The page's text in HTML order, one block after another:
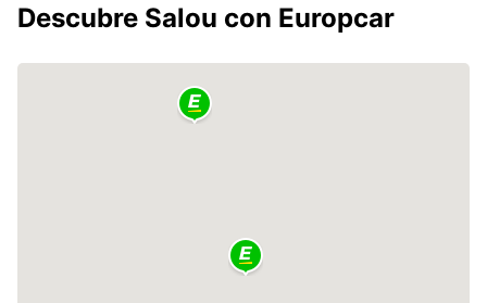
Descubre Salou con Europcar